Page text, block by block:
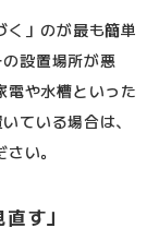
く」のが最も簡単
設置場所が悪
電や水槽といった
ている場合は、
い。
す」